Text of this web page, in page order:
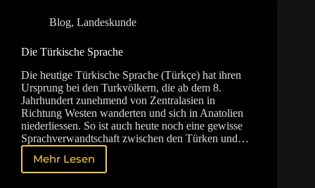
Blog, Landeskunde
Die Türkische Sprache
Die heutige Türkische Sprache (Türkçe) hat ihren
Ursprung bei den Turkvölkern, die ab dem 8.
Jahrhundert zunehmend von Zentralasien in
Richtung Westen wanderten und sich in Anatolien
niederliessen. So ist auch heute noch eine gewisse
Sprachverwandtschaft zwischen den Türken und…
Mehr Lesen
Die